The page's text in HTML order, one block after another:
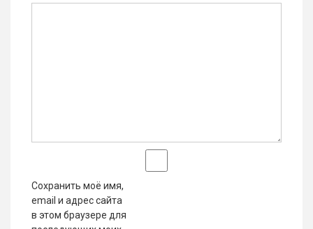
Сохранить моё имя,
email и адрес сайта
в этом браузере для